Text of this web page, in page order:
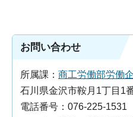
お問い合わせ
所属課： 商工労働部労働
石川県金沢市鞍月1丁目1
電話番号：076-225-1531